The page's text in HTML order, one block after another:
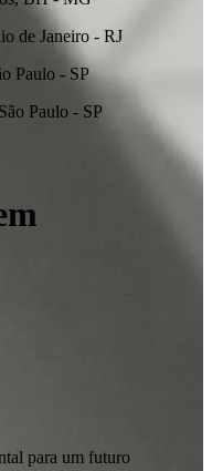
de Janeiro - RJ
Paulo - SP
Paulo - SP
para um futuro